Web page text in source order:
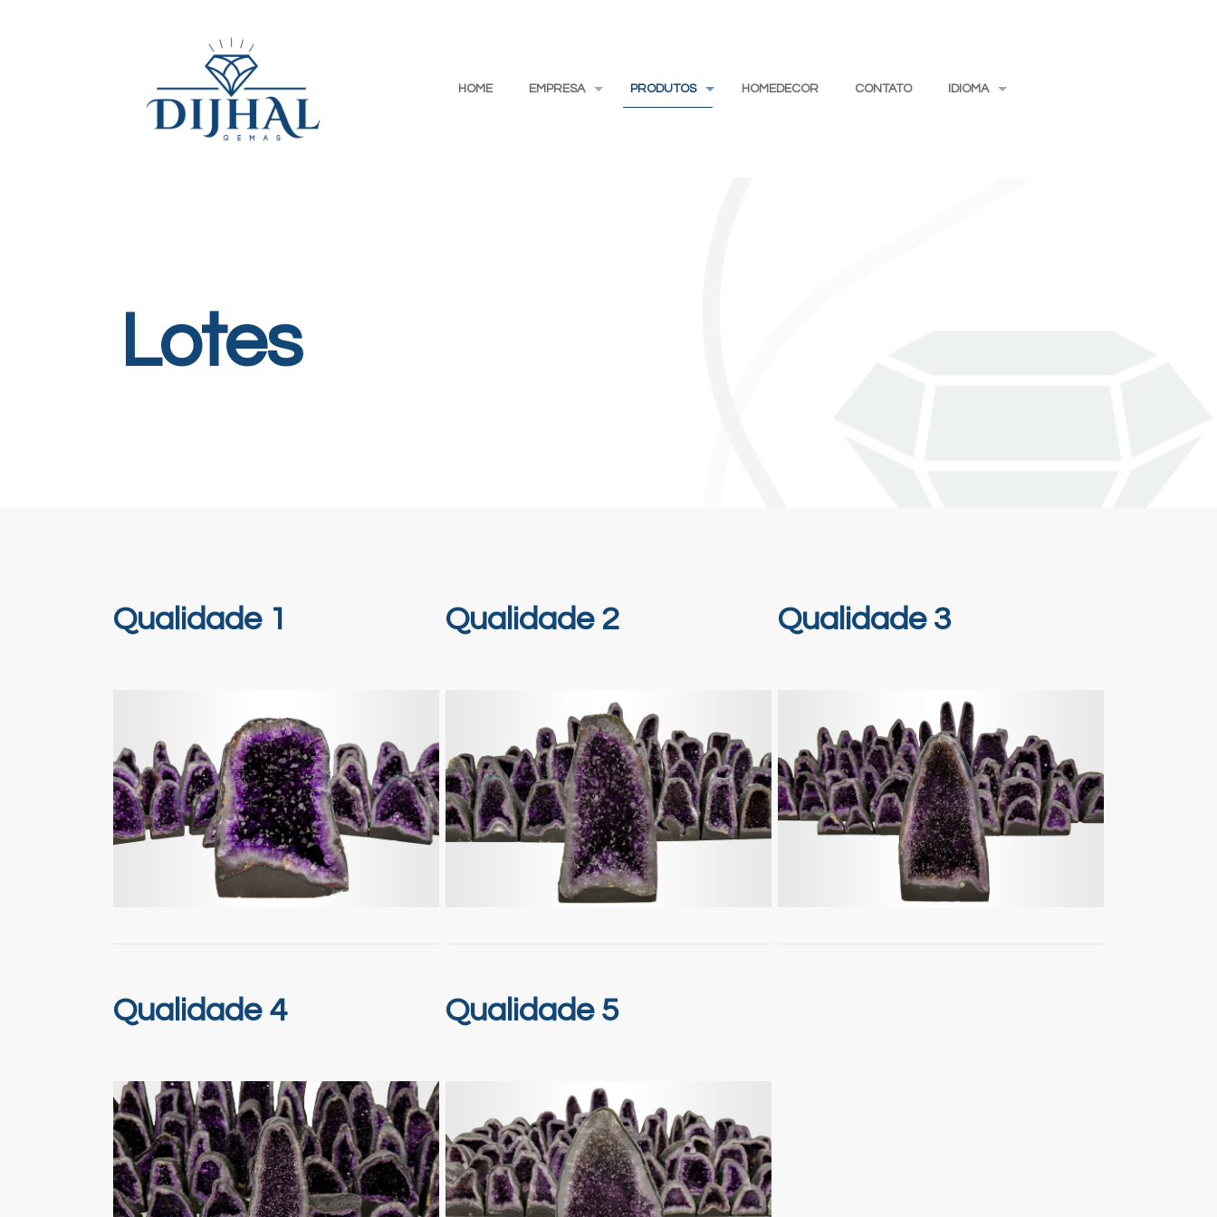
HOME EMPRESA PRODUTOS HOMEDECOR CONTATO IDIOMA
Lotes
Qualidade 1 Qualidade 2 Qualidade 3
Qualidade 4 Qualidade 5